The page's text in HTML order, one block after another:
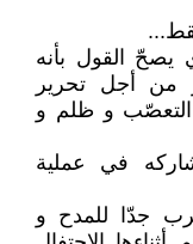
يصحّ القول بأنه
من أجل تحرير
التعصّب و ظلم و
في عملية
جدّا للمدح و